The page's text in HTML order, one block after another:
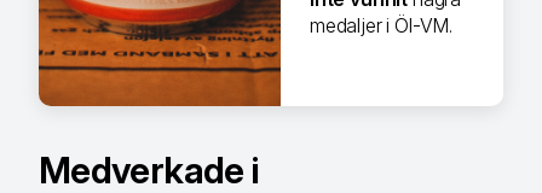
medaljer i Öl-VM.
Medverkade i